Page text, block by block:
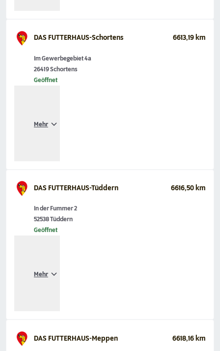
DAS FUTTERHAUS-Schortens 6613,19 km
Im Gewerbegebiet 4a
26419 Schortens
Geöffnet
Mehr
DAS FUTTERHAUS-Tüddern 6616,50 km
In der Fummer 2
52538 Tüddern
Geöffnet
Mehr
DAS FUTTERHAUS-Meppen 6618,16 km